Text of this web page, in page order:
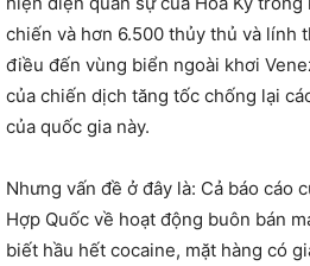
chiến và hơn 6.500 thủy thủ và lính
điều đến vùng biển ngoài khơi
của chiến dịch tăng tốc chống lại
của quốc gia này.
Nhưng vấn đề ở đây là: Cả báo cáo
Hợp Quốc về hoạt động buôn bán
biết hầu hết cocaine, mặt hàng có